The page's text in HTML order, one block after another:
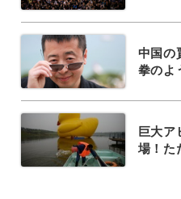
中国の
拳のよ
巨大ア
場！た